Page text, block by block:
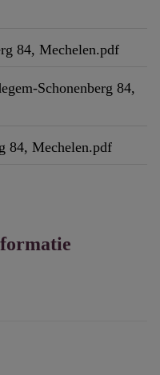
84, Mechelen.pdf
Schonenberg 84,
84, Mechelen.pdf